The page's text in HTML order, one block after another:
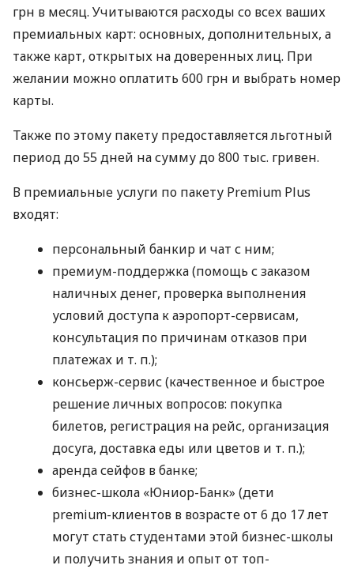
грн в месяц. Учитываются расходы со всех ваших
премиальных карт: основных, дополнительных, а
также карт, открытых на доверенных лиц. При
желании можно оплатить 600 грн и выбрать номер
карты.
Также по этому пакету предоставляется льготный
период до 55 дней на сумму до 800 тыс. гривен.
В премиальные услуги по пакету Premium Plus
входят:
персональный банкир и чат с ним;
премиум-поддержка (помощь с заказом
наличных денег, проверка выполнения
условий доступа к аэропорт-сервисам,
консультация по причинам отказов при
платежах и т. п.);
консьерж-сервис (качественное и быстрое
решение личных вопросов: покупка
билетов, регистрация на рейс, организация
досуга, доставка еды или цветов и т. п.);
аренда сейфов в банке;
бизнес-школа «Юниор-Банк» (дети
premium-клиентов в возрасте от 6 до 17 лет
могут стать студентами этой бизнес-школы
и получить знания и опыт от топ-